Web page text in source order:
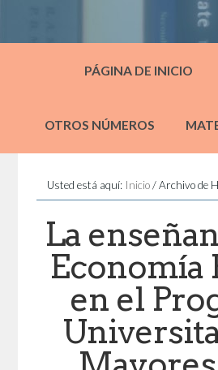
PÁGINA DE INICIO
OTROS NÚMEROS
Usted está aquí: Inicio /Archivo de
La
Economía
en el